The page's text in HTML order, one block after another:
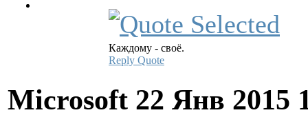
Каждому - своё.
Reply Quote
Microsoft 22 Янв 2015